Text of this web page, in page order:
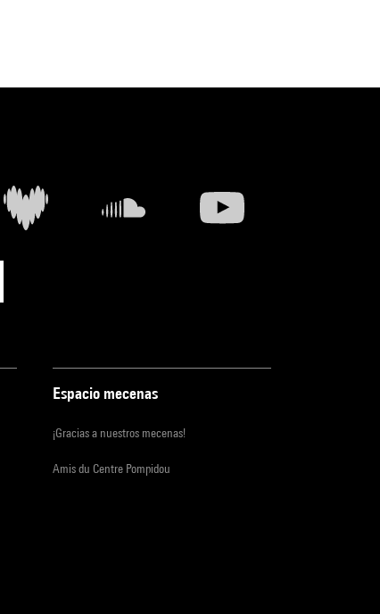
Espacio mecenas
¡Gracias a nuestros mecenas!
Amis du Centre Pompidou